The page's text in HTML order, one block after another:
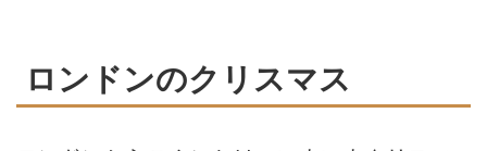
ロンドンのクリスマス